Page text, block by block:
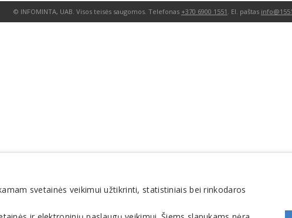
© INFOMINTA, UAB. Visos teisės saugomos. Telefonas +370 6900 1551 . El. paštas
svetainės veikimui užtikrinti, statistiniais bei rinkodaros